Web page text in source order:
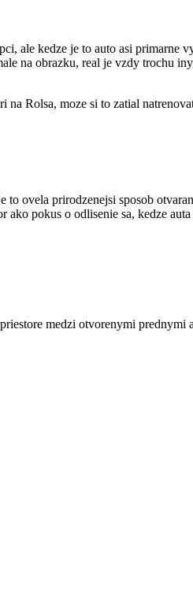
ale kedze je to auto asi
na obrazku, real je vzdy trochu
na Rolsa, moze si to zatial
ovela prirodzenejsi sposob
pokus o odlisenie sa, kedze
medzi otvorenymi